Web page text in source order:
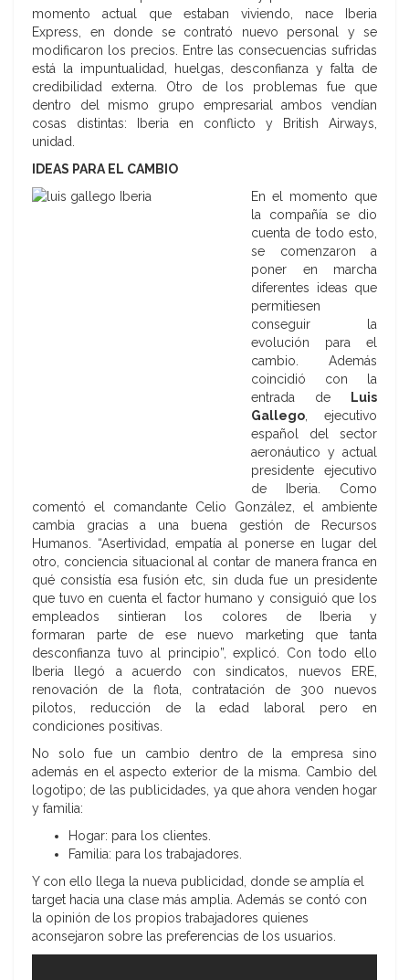
momento actual que estaban viviendo, nace Iberia
Express, en donde se contrató nuevo personal y se
modificaron los precios. Entre las consecuencias sufridas
está la impuntualidad, huelgas, desconfianza y falta de
credibilidad externa. Otro de los problemas fue que
dentro del mismo grupo empresarial ambos vendían
cosas distintas: Iberia en conflicto y British Airways,
unidad.
IDEAS PARA EL CAMBIO
En el momento que
la compañía se dio
cuenta de todo esto,
se comenzaron a
poner en marcha
diferentes ideas que
permitiesen
conseguir la
evolución para el
cambio. Además
coincidió con la
entrada de
Luis
Gallego , ejecutivo
español del sector
aeronáutico y actual
presidente ejecutivo
de Iberia. Como
comentó el comandante Celio González, el ambiente
cambia gracias a una buena gestión de Recursos
Humanos. “Asertividad, empatía al ponerse en lugar del
otro, conciencia situacional al contar de manera franca en
qué consistía esa fusión etc, sin duda fue un presidente
que tuvo en cuenta el factor humano y consiguió que los
empleados sintieran los colores de Iberia y
formaran parte de ese nuevo marketing que tanta
desconfianza tuvo al principio”, explicó. Con todo ello
Iberia llegó a acuerdo con sindicatos, nuevos ERE,
renovación de la flota, contratación de 300 nuevos
pilotos, reducción de la edad laboral pero en
condiciones positivas.
No solo fue un cambio dentro de la empresa sino
además en el aspecto exterior de la misma. Cambio del
logotipo; de las publicidades, ya que ahora venden hogar
y familia:
Hogar: para los clientes.
Familia: para los trabajadores.
Y con ello llega la nueva publicidad, donde se amplía el
target hacia una clase más amplia. Además se contó con
la opinión de los propios trabajadores quienes
aconsejaron sobre las preferencias de los usuarios.